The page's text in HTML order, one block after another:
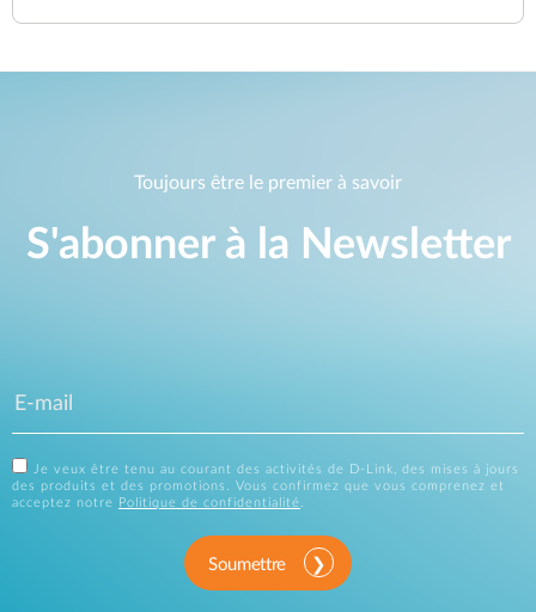
Toujours être le premier à savoir
S'abonner à la Newsletter
Je veux être tenu au courant des activités de D-Link, des mises à jours
des produits et des promotions. Vous confirmez que vous comprenez et
acceptez notre
Politique de confidentialité.
Soumettre